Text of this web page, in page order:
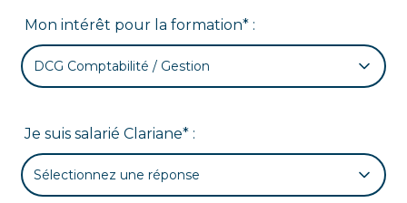
Mon intérêt pour la formation* :
DCG Comptabilité / Gestion
Je suis salarié Clariane* :
Sélectionnez une réponse